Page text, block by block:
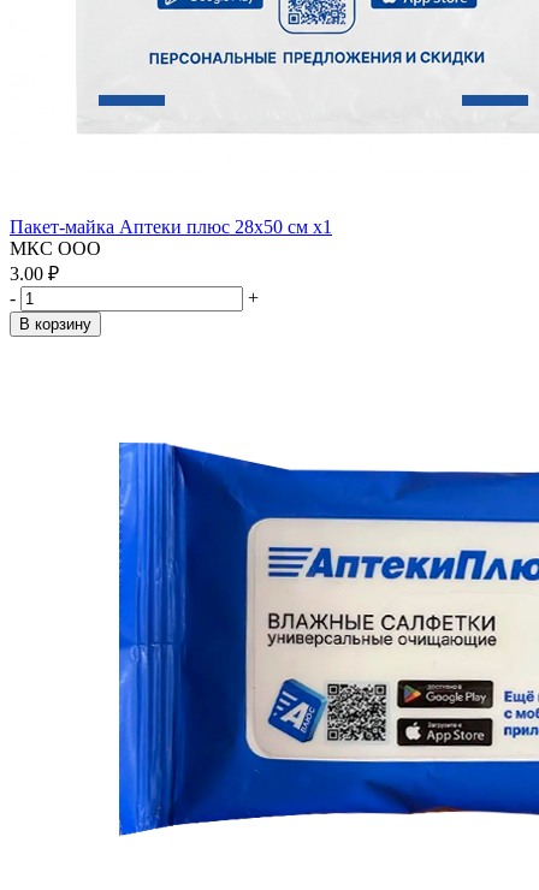
Пакет-майка Аптеки плюс 28х50 см x1
МКС ООО
3.00 ₽
-
+
В корзину